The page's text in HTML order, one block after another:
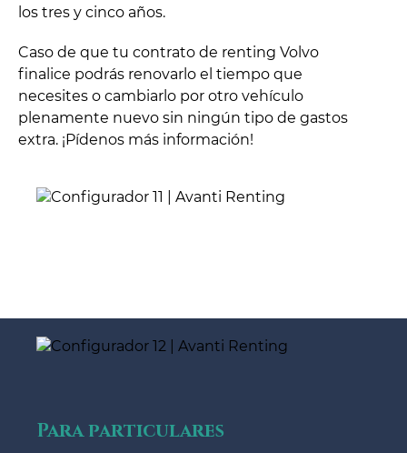
los tres y cinco años.
Caso de que tu contrato de renting Volvo
finalice podrás renovarlo el tiempo que
necesites o cambiarlo por otro vehículo
plenamente nuevo sin ningún tipo de gastos
extra. ¡Pídenos más información!
Para particulares